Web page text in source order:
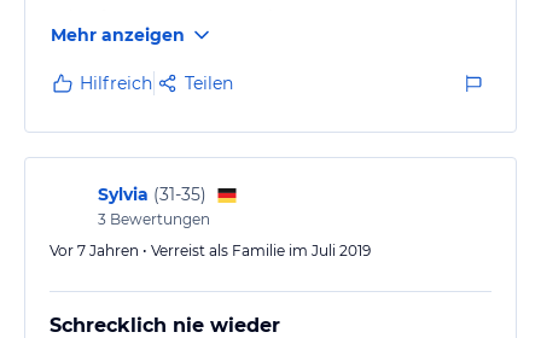
Mehr anzeigen
Hilfreich Teilen
Sylvia (31-35)
3 Bewertungen
Vor 7 Jahren • Verreist als Familie im Juli 2019
Schrecklich nie wieder